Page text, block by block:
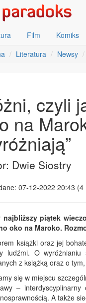
Film Komiks
Literatura Newsy
czyli
na
Dwie Siostry
07-12-2022 20:43 (4
najbliższy piątek
oko na Maroko.
książki oraz jej
ludźmi. O wyróżnianiu
z książką oraz o
się w miejscu
–
A także